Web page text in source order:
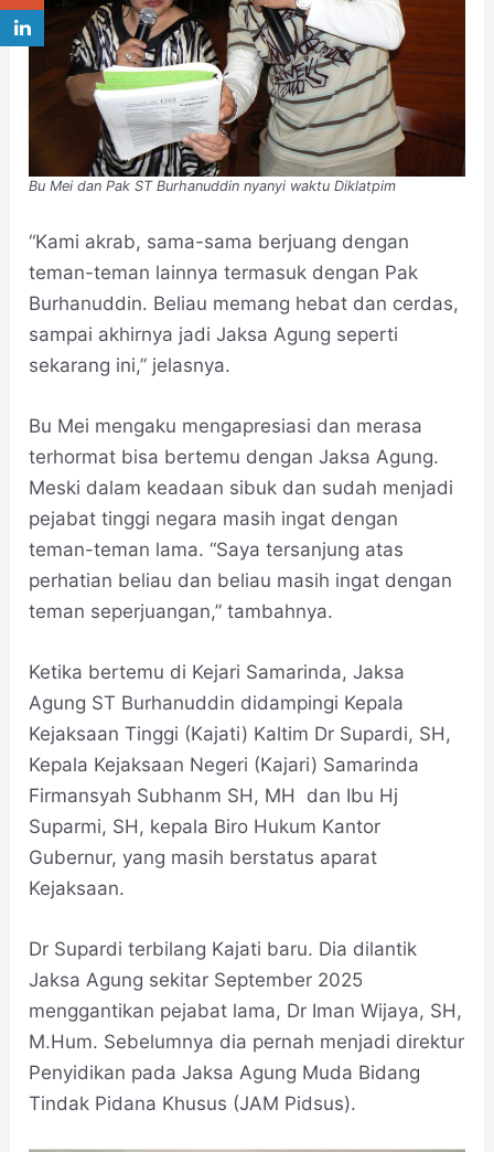
Bu Mei dan Pak ST Burhanuddin nyanyi waktu Diklatpim
“Kami akrab, sama-sama berjuang dengan
teman-teman lainnya termasuk dengan Pak
Burhanuddin. Beliau memang hebat dan cerdas,
sampai akhirnya jadi Jaksa Agung seperti
sekarang ini,” jelasnya.
Bu Mei mengaku mengapresiasi dan merasa
terhormat bisa bertemu dengan Jaksa Agung.
Meski dalam keadaan sibuk dan sudah menjadi
pejabat tinggi negara masih ingat dengan
teman-teman lama. “Saya tersanjung atas
perhatian beliau dan beliau masih ingat dengan
teman seperjuangan,” tambahnya.
Ketika bertemu di Kejari Samarinda, Jaksa
Agung ST Burhanuddin didampingi Kepala
Kejaksaan Tinggi (Kajati) Kaltim Dr Supardi, SH,
Kepala Kejaksaan Negeri (Kajari) Samarinda
Firmansyah Subhanm SH, MH dan Ibu Hj
Suparmi, SH, kepala Biro Hukum Kantor
Gubernur, yang masih berstatus aparat
Kejaksaan.
Dr Supardi terbilang Kajati baru. Dia dilantik
Jaksa Agung sekitar September 2025
menggantikan pejabat lama, Dr Iman Wijaya, SH,
M.Hum. Sebelumnya dia pernah menjadi direktur
Penyidikan pada Jaksa Agung Muda Bidang
Tindak Pidana Khusus (JAM Pidsus).